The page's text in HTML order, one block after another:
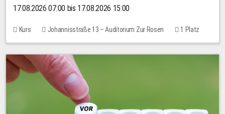
17.08.2026 07:00 bis 17.08.2026 15:00
Kurs Johannisstraße 13 – Auditorium Zur Rosen
1 Platz
10,00 EUR